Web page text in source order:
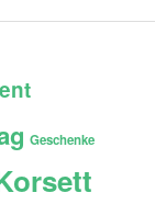
Geschenke